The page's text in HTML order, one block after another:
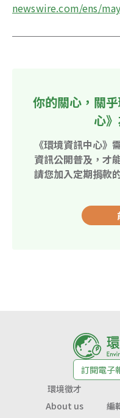
newswire.com/ens/
你的關心，關
心
《環境資訊中心》
資訊公開普及，才
請您加入定期捐款
訂閱電子
環境徵才
About us
編